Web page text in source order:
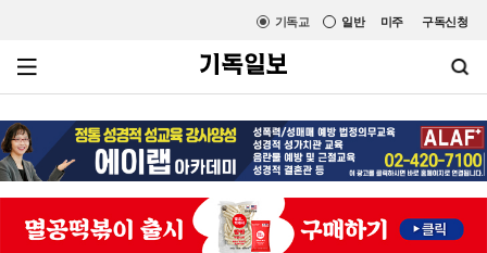
미주 구독신청
일반
기독교